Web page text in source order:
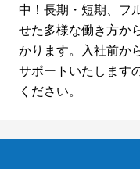
中！長期・短期、フ
せた多様な働き方か
かります。入社前か
サポートいたします
ください。